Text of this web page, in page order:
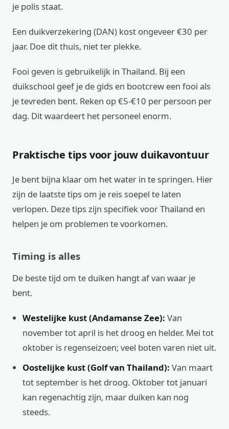
je polis staat.
Een duikverzekering (DAN) kost ongeveer €30 per
jaar. Doe dit thuis, niet ter plekke.
Fooi geven is gebruikelijk in Thailand. Bij een
duikschool geef je de gids en bootcrew een fooi als
je tevreden bent. Reken op €5-€10 per persoon per
dag. Dit waardeert het personeel enorm.
Praktische tips voor jouw duikavontuur
Je bent bijna klaar om het water in te springen. Hier
zijn de laatste tips om je reis soepel te laten
verlopen. Deze tips zijn specifiek voor Thailand en
helpen je om problemen te voorkomen.
Timing is alles
De beste tijd om te duiken hangt af van waar je
bent.
Westelijke kust (Andamanse Zee): Van
november tot april is het droog en helder. Mei tot
oktober is regenseizoen; veel boten varen niet uit.
Oostelijke kust (Golf van Thailand): Van maart
tot september is het droog. Oktober tot januari
kan regenachtig zijn, maar duiken kan nog
steeds.